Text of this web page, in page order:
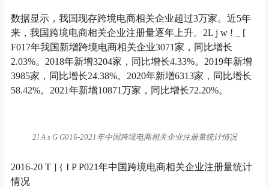
数据显示，我国现存跨境电商相关企业超过3万家。近5年
来，我国跨境电商相关企业注册量逐年上升。2L j w ! _ [
F017年我国新增跨境电商相关企业3071家，同比增长
2.03%。2018年新增3204家，同比增长4.33%。2019年新增
3985家，同比增长24.38%。2020年新增6313家，同比增长
58.42%。2021年新增10871万家，同比增长72.20%。
2! A s G G016-2021年中国跨境电商相关企业注册量统计情况
2016-20 T ] { I P P021年中国跨境电商相关企业注册量统计
情况